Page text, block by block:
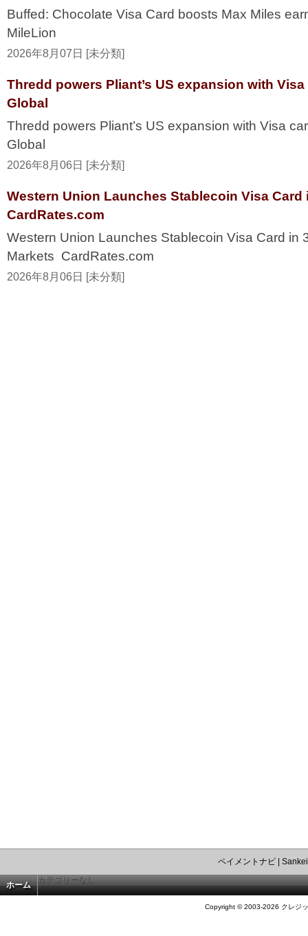
Buffed: Chocolate Visa Card boosts Max Miles
MileLion
2026年8月07日 [未分類]
Thredd powers Pliant’s US expansion with
Global
Thredd powers Pliant’s US expansion with Visa
Global
2026年8月06日 [未分類]
Western Union Launches Stablecoin Visa Card
CardRates.com
Western Union Launches Stablecoin Visa Card in
Markets CardRates.com
2026年8月06日 [未分類]
ペイメントナビ|
ホーム カテゴリーなし
Copyright © 2003-2026 クレジ